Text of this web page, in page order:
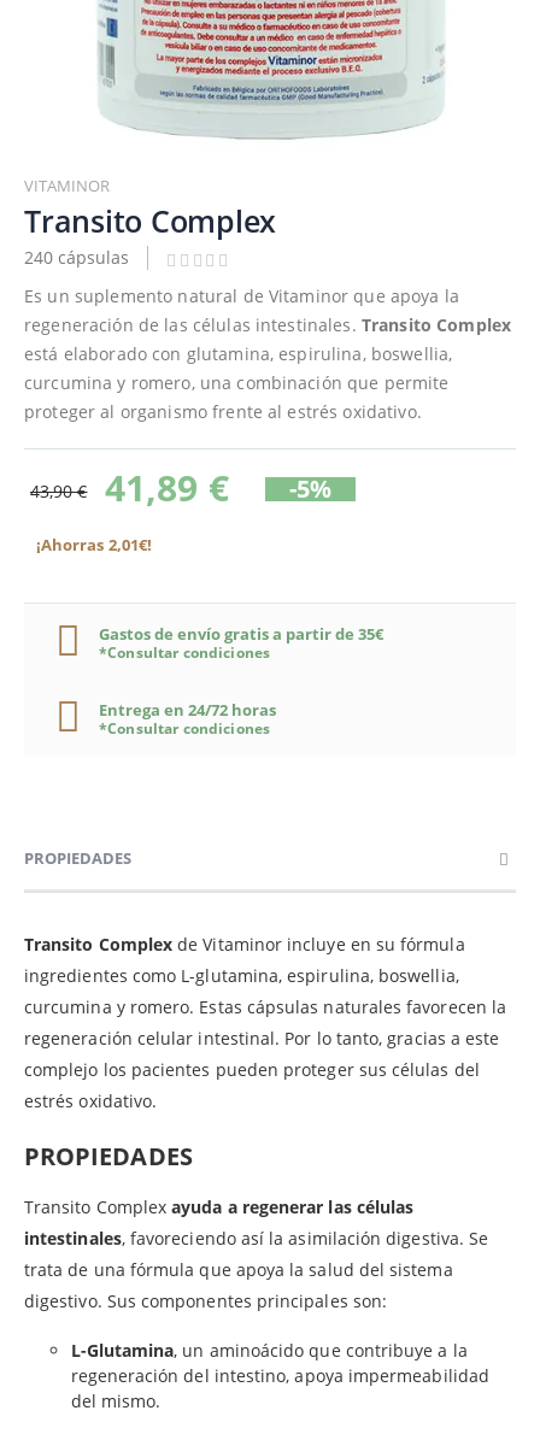
al
comienzo
de
la
galería
imágenes
VITAMINOR
Transito Complex
240 cápsulas
Es un suplemento natural de Vitaminor que apoya la
regeneración de las células intestinales. Transito Complex
está elaborado con glutamina, espirulina, boswellia,
curcumina y romero, una combinación que permite
proteger al organismo frente al estrés oxidativo.
43,90 € 41,89 € -5%
¡Ahorras 2,01€!
Gastos de envío gratis a partir de 35€
*Consultar condiciones
Entrega en 24/72 horas
*Consultar condiciones
PROPIEDADES
Transito Complex de Vitaminor incluye en su fórmula
ingredientes como L-glutamina, espirulina, boswellia,
curcumina y romero. Estas cápsulas naturales favorecen la
regeneración celular intestinal. Por lo tanto, gracias a este
complejo los pacientes pueden proteger sus células del
estrés oxidativo.
PROPIEDADES
Transito Complexayuda a regenerar las células
intestinales, favoreciendo así la asimilación digestiva. Se
trata de una fórmula que apoya la salud del sistema
digestivo. Sus componentes principales son:
L-Glutamina, un aminoácido que contribuye a la
regeneración del intestino, apoya impermeabilidad
del mismo.